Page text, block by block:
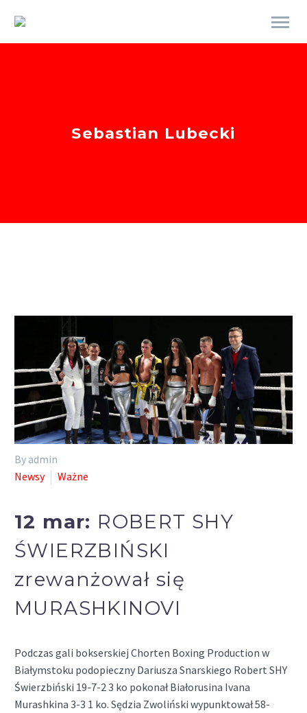
Sebastian Lubecki
By admin
Newsy
Ważne
12 mar: ROBERT SHY
ŚWIERZBIŃSKI
zrewanżował się
MURASHKINOVI
Podczas gali bokserskiej Chorten Boxing Production w
Białymstoku podopieczny Dariusza Snarskiego Robert SHY
Świerzbiński 19-7-2 3 ko pokonał Białorusina Ivana
Murashkina 3-3 1 ko. Sędzia Zwoliński wypunktował 58-